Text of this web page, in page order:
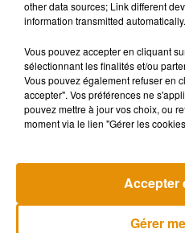
other data sources; Link different
information transmitted automatically.
Vous pouvez accepter en cliquant
sélectionnant les finalités et/ou
Vous pouvez également refuser en
accepter". Vos préférences ne
pouvez mettre à jour vos choix, ou
moment via le lien "Gérer les
Gérer
Accepter